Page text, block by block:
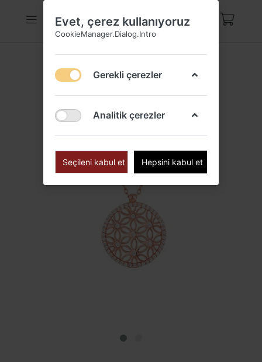
Evet, çerez kullanıyoruz
CookieManager.Dialog.Intro
Gerekli çerezler
Analitik çerezler
Seçileni kabul et Hepsini kabul et